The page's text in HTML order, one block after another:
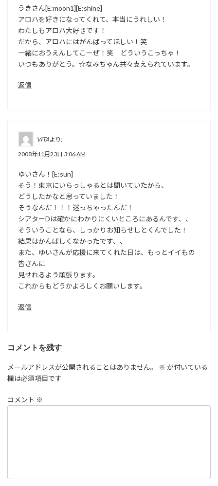
うきさん[E:moon1][E:shine]
アロハを好きになってくれて、本当にうれしい！
わたしもアロハ大好きです！
だから、アロハにはがんばってほしい！笑
一緒におうえんしてこーぜ！笑 どういうこっちゃ！
いつもありがとう。☆なみちゃん共々支えられています。
返信
VITAより:
2008年11月23日 3:06 AM
ゆいさん！[E:sun]
そう！東京にいらっしゃるとは聞いていたから、
どうしたかなと思っていました！
そうなんだ！！！迷っちゃったんだ！
シアターDは確かにわかりにくいところにあるんです、、
そういうことなら、しっかりお知らせしとくんでした！
結果はかんばしくなかったです、、
また、ゆいさんが応援に来てくれた日は、もっとイイもの
皆さんに
見せれるよう頑張ります。
これからもどうかよろしくお願いします。
返信
コメントを残す
メールアドレスが公開されることはありません。 ※ が付いている
欄は必須項目です
コメント ※